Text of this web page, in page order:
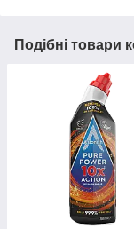
Подібні товари